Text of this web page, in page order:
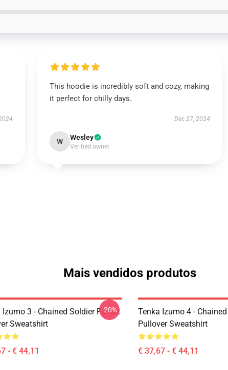
This hoodie is incredibly soft and cozy, making
it perfect for chilly days.
Dec 27, 2024
W Wesley
Verified owner
Mais vendidos produtos
Izumo 3 - Chained Soldier Fanart
Sweatshirt
- € 44,11
-20%
Tenka Izumo 4 -
Pullover Sweatshirt
€ 37,67 - € 44,11